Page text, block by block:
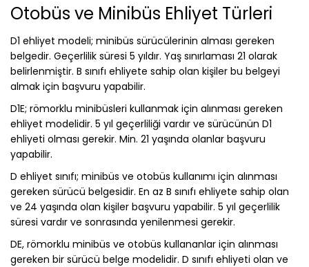
Otobüs ve Minibüs Ehliyet Türleri
D1 ehliyet modeli; minibüs sürücülerinin alması gereken
belgedir. Geçerlilik süresi 5 yıldır. Yaş sınırlaması 21 olarak
belirlenmiştir. B sınıfı ehliyete sahip olan kişiler bu belgeyi
almak için başvuru yapabilir.
D1E; römorklu minibüsleri kullanmak için alınması gereken
ehliyet modelidir. 5 yıl geçerliliği vardır ve sürücünün D1
ehliyeti olması gerekir. Min. 21 yaşında olanlar başvuru
yapabilir.
D ehliyet sınıfı; minibüs ve otobüs kullanımı için alınması
gereken sürücü belgesidir. En az B sınıfı ehliyete sahip olan
ve 24 yaşında olan kişiler başvuru yapabilir. 5 yıl geçerlilik
süresi vardır ve sonrasında yenilenmesi gerekir.
DE, römorklu minibüs ve otobüs kullananlar için alınması
gereken bir sürücü belge modelidir. D sınıfı ehliyeti olan ve